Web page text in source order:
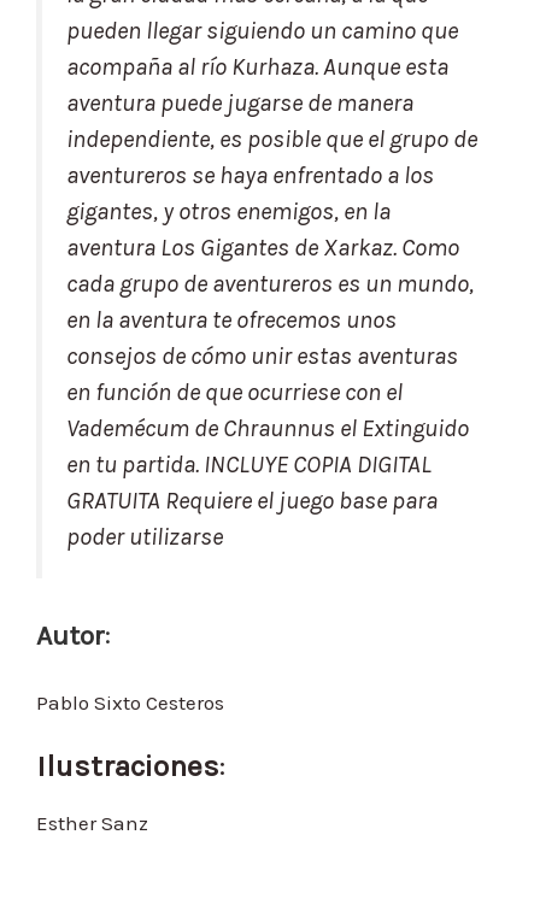
pueden llegar siguiendo un camino que
acompaña al río Kurhaza. Aunque esta
aventura puede jugarse de manera
independiente, es posible que el grupo de
aventureros se haya enfrentado a los
gigantes, y otros enemigos, en la
aventura Los Gigantes de Xarkaz. Como
cada grupo de aventureros es un mundo,
en la aventura te ofrecemos unos
consejos de cómo unir estas aventuras
en función de que ocurriese con el
Vademécum de Chraunnus el Extinguido
en tu partida. INCLUYE COPIA DIGITAL
GRATUITA Requiere el juego base para
poder utilizarse
Autor:
Pablo Sixto Cesteros
Ilustraciones:
Esther Sanz